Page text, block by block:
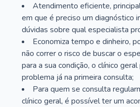
Atendimento eficiente,
em que é preciso um diagnóstico
dúvidas sobre qual especialista
Economiza tempo e dinheiro,
não correr o risco de buscar o
para a sua condição, o clínico
problema já na primeira consulta;
Para quem se consulta
clínico geral, é possível ter um